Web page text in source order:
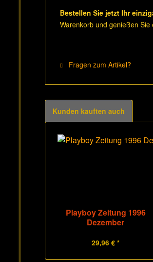
Bestellen Sie jetzt Ihr
Warenkorb und genießen
Fragen zum Artikel?
Kunden kauften auch
Playboy Zeitung 1996
Dezember
29,96 € *